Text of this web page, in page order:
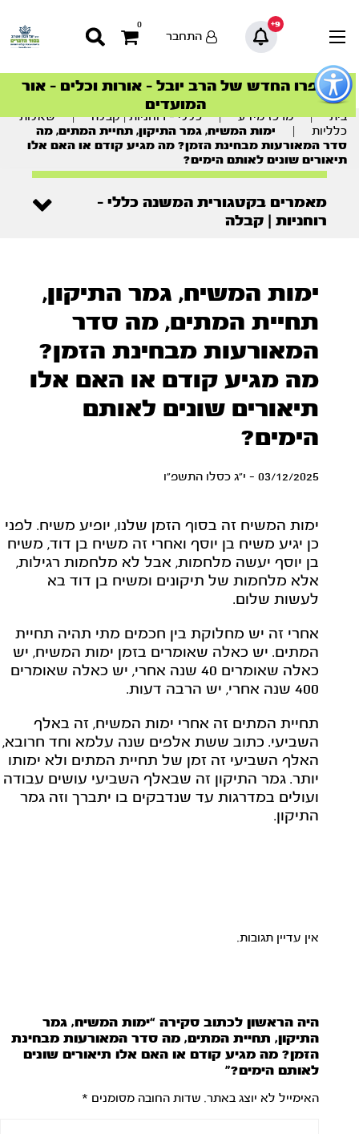
כפתור
לפתיחת
תפריט
9+
0
התחבר
סדרות הפודקאסטים
הסדרה המובילה החודש – דרך המלך
ספרו החדש של הרב יובל – אורות וכלים – אור
המועדים
הצטרפו למהפכת הבריאות הטבעית >
סדרות הפודקאסטים
הסדרה המובילה החודש – דרך המלך
בית | מרכז מידע | כללי - רוחניות | קבלה |
שאלות
כלליות
ימות המשיח, גמר התיקון, תחיית המתים, מה
סדר המאורעות מבחינת הזמן? מה מגיע קודם או האם אלו
תיאורים שונים לאותם הימים?
מאמרים בקטגורית המשנה כללי -
רוחניות | קבלה
ימות המשיח, גמר התיקון,
תחיית המתים, מה סדר
המאורעות מבחינת הזמן?
מה מגיע קודם או האם אלו
תיאורים שונים לאותם
הימים?
03/12/2025 - י"ג כסלו התשפ"ו
ימות המשיח זה בסוף הזמן שלנו, יופיע משיח. לפני
כן יגיע משיח בן יוסף ואחרי זה משיח בן דוד, משיח
בן יוסף יעשה מלחמות, אבל לא מלחמות רגילות,
אלא מלחמות של תיקונים ומשיח בן דוד בא
לעשות שלום.
אחרי זה יש מחלוקת בין חכמים מתי תהיה תחיית
המתים. יש כאלה שאומרים בזמן ימות המשיח, יש
כאלה שאומרים 40 שנה אחרי, יש כאלה שאומרים
400 שנה אחרי, יש הרבה דעות.
תחיית המתים זה אחרי ימות המשיח, זה באלף
השביעי. כתוב ששת אלפים שנה עלמא וחד חרובא,
האלף השביעי זה זמן של תחיית המתים ולא ימותו
יותר. גמר התיקון זה שבאלף השביעי עושים עבודה
ועולים במדרגות עד שנדבקים בו יתברך וזה גמר
התיקון.
אין עדיין תגובות.
היה הראשון לכתוב סקירה “ימות המשיח, גמר
התיקון, תחיית המתים, מה סדר המאורעות מבחינת
הזמן? מה מגיע קודם או האם אלו תיאורים שונים
לאותם הימים?”
האימייל לא יוצג באתר. שדות החובה מסומנים *